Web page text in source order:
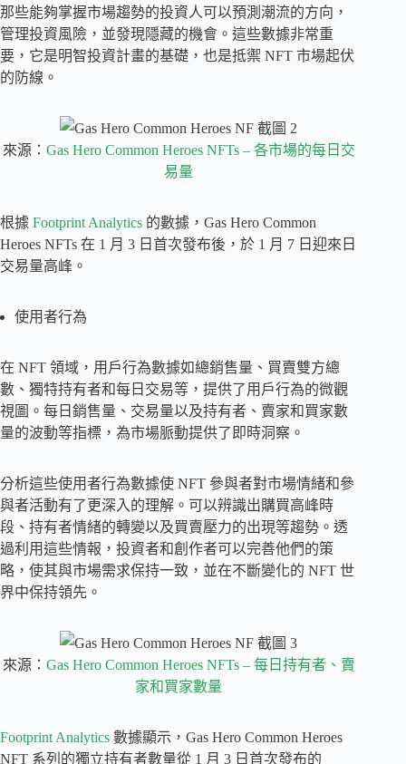
那些能夠掌握市場趨勢的投資人可以預測潮流的方向，
管理投資風險，並發現隱藏的機會。這些數據非常重
要，它是明智投資計畫的基礎，也是抵禦 NFT 市場起伏
的防線。
來源： Gas Hero Common Heroes NFTs – 各市場的每日交
易量
根據 Footprint Analytics 的數據，Gas Hero Common
Heroes NFTs 在 1 月 3 日首次發布後，於 1 月 7 日迎來日
交易量高峰。
使用者行為
在 NFT 領域，用戶行為數據如總銷售量、買賣雙方總
數、獨特持有者和每日交易等，提供了用戶行為的微觀
視圖。每日銷售量、交易量以及持有者、賣家和買家數
量的波動等指標，為市場脈動提供了即時洞察。
分析這些使用者行為數據使 NFT 參與者對市場情緒和參
與者活動有了更深入的理解。可以辨識出購買高峰時
段、持有者情緒的轉變以及買賣壓力的出現等趨勢。透
過利用這些情報，投資者和創作者可以完善他們的策
略，使其與市場需求保持一致，並在不斷變化的 NFT 世
界中保持領先。
來源： Gas Hero Common Heroes NFTs – 每日持有者、賣
家和買家數量
Footprint Analytics 數據顯示，Gas Hero Common Heroes
NFT 系列的獨立持有者數量從 1 月 3 日首次發布的